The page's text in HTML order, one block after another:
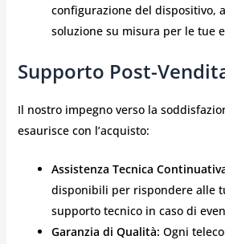
configurazione del dispositivo,
soluzione su misura per le tue
Supporto Post-
Il nostro impegno verso la
esaurisce con l’acquisto:
Assistenza Tecnica
disponibili per rispondere alle
supporto tecnico in caso di
Garanzia di Qualità: Ogni